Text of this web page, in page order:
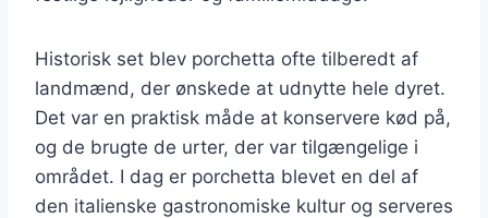
Historisk set blev porchetta ofte tilberedt af
landmænd, der ønskede at udnytte hele dyret.
Det var en praktisk måde at konservere kød på,
og de brugte de urter, der var tilgængelige i
området. I dag er porchetta blevet en del af
den italienske gastronomiske kultur og serveres